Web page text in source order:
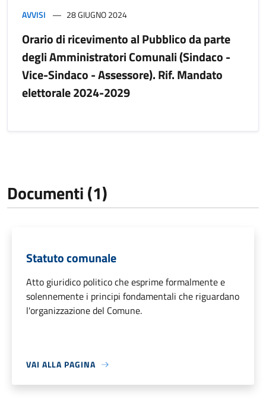
AVVISI 28 GIUGNO 2024
Orario di ricevimento al Pubblico da parte
degli Amministratori Comunali (Sindaco -
Vice-Sindaco - Assessore). Rif. Mandato
elettorale 2024-2029
Documenti (1)
Statuto comunale
Atto giuridico politico che esprime formalmente e
solennemente i principi fondamentali che riguardano
l'organizzazione del Comune.
VAI ALLA PAGINA